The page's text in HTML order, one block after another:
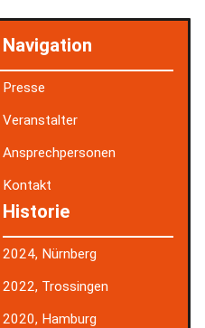
Navigation
Presse
Veranstalter
Ansprechpersonen
Kontakt
Historie
2024, Nürnberg
2022, Trossingen
2020, Hamburg